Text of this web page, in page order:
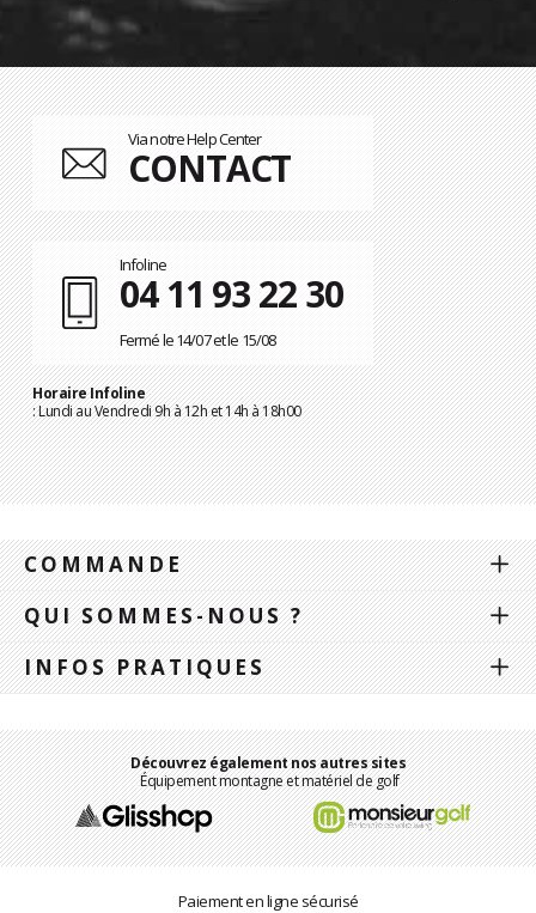
Via notre Help Center
CONTACT
Infoline
04 11 93 22 30
Fermé le 14/07 et le 15/08
Horaire Infoline
: Lundi au Vendredi 9h à 12h et 14h à 18h00
COMMANDE
QUI SOMMES-NOUS ?
INFOS PRATIQUES
Découvrez également nos autres sites
Équipement montagne et matériel de golf
Paiement en ligne sécurisé